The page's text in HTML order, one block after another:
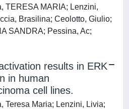
TERESA MARIA; Lenzini,
Brasilina; Ceolotto, Giulio;
SANDRA; Pessina, Ac;
results in ERK
in human
cell lines.
Teresa Maria; Lenzini, Livia;